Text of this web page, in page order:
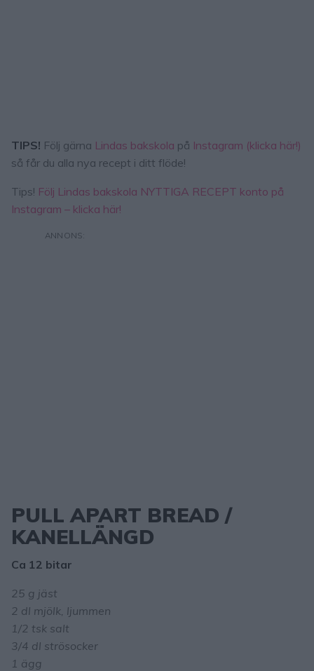
TIPS! Följ gärna Lindas bakskola på Instagram (klicka här!)
så får du alla nya recept i ditt flöde!
Tips! Följ Lindas bakskola NYTTIGA RECEPT konto på
Instagram – klicka här!
PULL APART BREAD /
KANELLÄNGD
Ca 12 bitar
25 g jäst
2 dl mjölk, ljummen
1/2 tsk salt
3/4 dl strösocker
1 ägg